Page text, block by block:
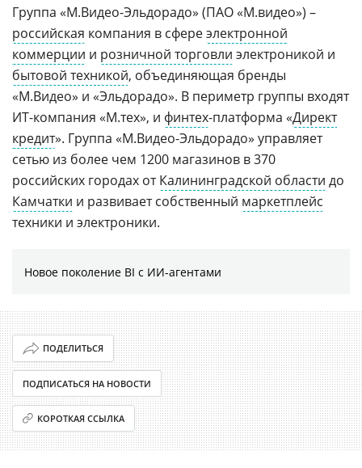
Группа «М.Видео-Эльдорадо» (ПАО «М.видео») –
российская компания в сфереэлектронной
коммерции и розничной торговли электроникой и
бытовой техникой, объединяющая бренды
«М.Видео» и «Эльдорадо». В периметр группы входят
ИТ-компания «М.тех», и финтех-платформа «Директ
кредит». Группа «М.Видео-Эльдорадо» управляет
сетью из более чем 1200 магазинов в 370
российских городах отКалининградской области до
Камчатки и развивает собственный маркетплейс
техники и электроники.
Новое поколение BI с ИИ-агентами
ПОДЕЛИТЬСЯ
ПОДПИСАТЬСЯ НА НОВОСТИ
КОРОТКАЯ ССЫЛКА